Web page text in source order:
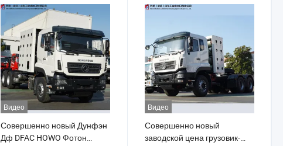
Видео
Совершенно новый Дунфэн
Дф DFAC HOWO Фотон
Видео
Совершенно новый
заводской цена грузовик-